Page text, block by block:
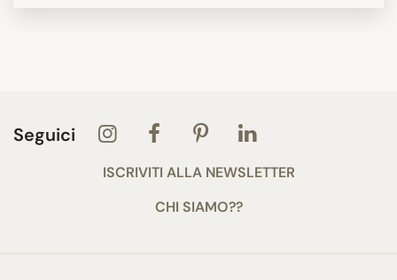
Seguici
ISCRIVITI ALLA NEWSLETTER
CHI SIAMO??